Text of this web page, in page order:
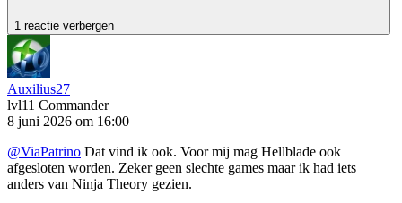
1 reactie verbergen
Auxilius27
lvl11 Commander
8 juni 2026 om 16:00
@ViaPatrino Dat vind ik ook. Voor mij mag Hellblade ook
afgesloten worden. Zeker geen slechte games maar ik had iets
anders van Ninja Theory gezien.